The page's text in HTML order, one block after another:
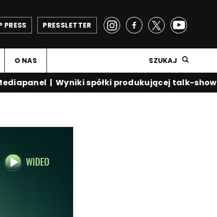
PRESSLETTER
PRESS
O NAS SZUKAJ
|Wyniki spółki produkującej talk-show